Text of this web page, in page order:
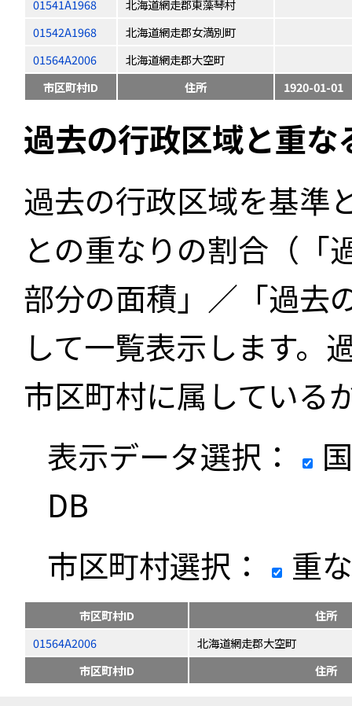
01541A1968
北海道網走郡東藻琴村
01542A1968
北海道網走郡女満別町
01564A2006
北海道網走郡大空町
市区町村ID
住所 1920-01-01
過去の行政区域と重
過去の行政区域を基準
との重なりの割合（「
部分の面積」／「過去
して一覧表示します。
市区町村に属している
表示データ選択：
DB
市区町村選択：
重
市区町村ID
住所
01564A2006
北海道網走郡大空町
市区町村ID
住所